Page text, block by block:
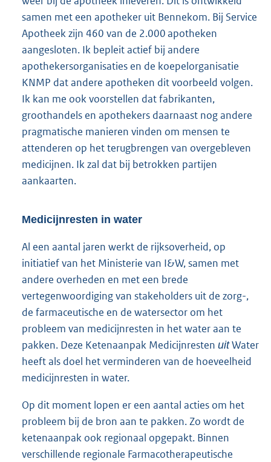
samen met een apotheker uit Bennekom. Bij Service
Apotheek zijn 460 van de 2.000 apotheken
aangesloten. Ik bepleit actief bij andere
apothekersorganisaties en de koepelorganisatie
KNMP dat andere apotheken dit voorbeeld volgen.
Ik kan me ook voorstellen dat fabrikanten,
groothandels en apothekers daarnaast nog andere
pragmatische manieren vinden om mensen te
attenderen op het terugbrengen van overgebleven
medicijnen. Ik zal dat bij betrokken partijen
aankaarten.
Medicijnresten in water
Al een aantal jaren werkt de rijksoverheid, op
initiatief van het Ministerie van I&W, samen met
andere overheden en met een brede
vertegenwoordiging van stakeholders uit de zorg-,
de farmaceutische en de watersector om het
probleem van medicijnresten in het water aan te
pakken. Deze Ketenaanpak Medicijnresten uitWater
heeft als doel het verminderen van de hoeveelheid
medicijnresten in water.
Op dit moment lopen er een aantal acties om het
probleem bij de bron aan te pakken. Zo wordt de
ketenaanpak ook regionaal opgepakt. Binnen
verschillende regionale Farmacotherapeutische